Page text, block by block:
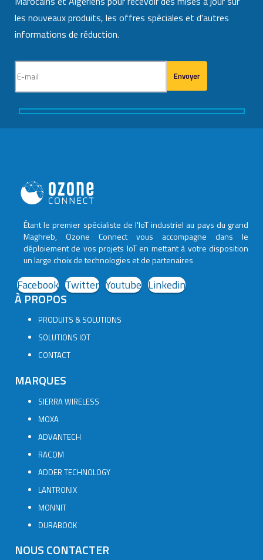
les nouveaux produits, les offres spéciales et d'autres
informations de réduction.
Étant le premier spécialiste de l'IoT industriel au pays du grand
Maghreb, Ozone Connect vous accompagne dans le
déploiement de vos projets IoT en mettant à votre disposition
un large choix de technologies et de partenaires
Facebook Twitter Youtube Linkedin
À PROPOS
PRODUITS & SOLUTIONS
SOLUTIONS IOT
CONTACT
MARQUES
SIERRA WIRELESS
MOXA
ADVANTECH
RACOM
ADDER TECHNOLOGY
LANTRONIX
MONNIT
DURABOOK
NOUS CONTACTER